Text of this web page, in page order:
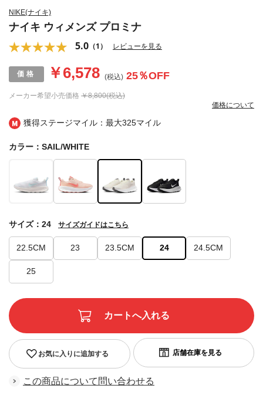
獲得ステージマイル：最大325マイル
NIKE(ナイキ)
ナイキ ウィメンズ プロミナ
5.0 （1） レビューを見る
メーカー希望小売価格 ￥8,800(税込)
￥6,578 (税込) 25％OFF
価格について
カラー：SAIL/WHITE
22.5CM 23 23.5CM 24 24.5CM
25
サイズ：24 サイズガイドはこちら
お気に入りに追加する
この商品について問い合わせる